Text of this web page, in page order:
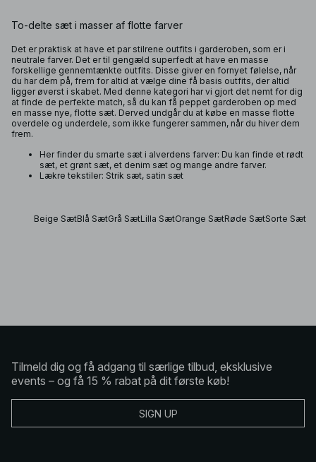
To-delte sæt i masser af flotte farver
Det er praktisk at have et par stilrene outfits i garderoben, som er i
neutrale farver. Det er til gengæld superfedt at have en masse
forskellige gennemtænkte outfits. Disse giver en fornyet følelse, når
du har dem på, frem for altid at vælge dine få basis outfits, der altid
ligger øverst i skabet. Med denne kategori har vi gjort det nemt for dig
at finde de perfekte match, så du kan få peppet garderoben op med
en masse nye, flotte sæt. Derved undgår du at købe en masse flotte
overdele og underdele, som ikke fungerer sammen, når du hiver dem
frem.
Her finder du smarte sæt i alverdens farver: Du kan finde et rødt
sæt, et grønt sæt, et denim sæt og mange andre farver.
Lækre tekstiler: Strik sæt, satin sæt
Beige SætBlå SætGrå SætLilla SætOrange SætRøde SætSorte Sæt
Tilmeld dig og få adgang til særlige tilbud, eksklusive
events – og få 15 % rabat på dit første køb!
SIGN UP